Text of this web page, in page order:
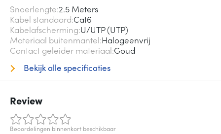
Snoerlengte 2.5 Meters
Kabel standaard Cat6
Kabelafscherming U/UTP (UTP)
Materiaal buitenmantel Halogeenvrij
Contact geleider materiaal Goud
Bekijk alle specificaties
Review
Beoordelingen binnenkort beschikbaar